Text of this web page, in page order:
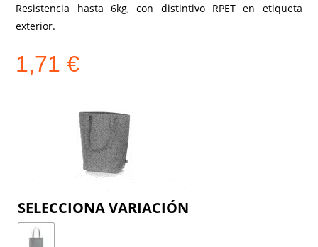
Resistencia hasta 6kg, con distintivo RPET en etiqueta
exterior.
1,71€